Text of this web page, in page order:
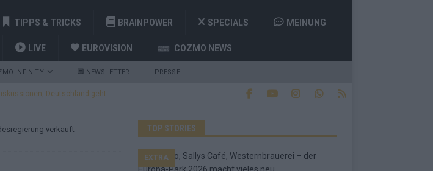
TIPPS & TRICKS BRAINPOWER SPECIALS MEINUNG
LIVE EUROVISION COZMO NEWS
INFINITY NEWSLETTER PRESSE
Deutschland geht
eine Party
verkauft
TOP STORIES
EXTRA